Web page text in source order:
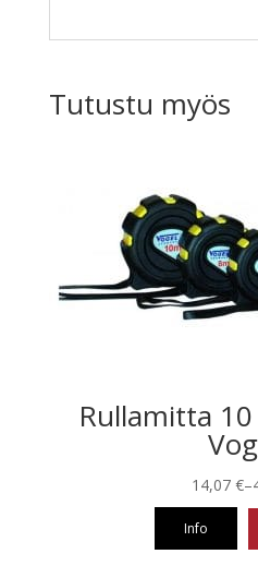
Tutustu myös
Rullamitta
–
14,07 €
Info